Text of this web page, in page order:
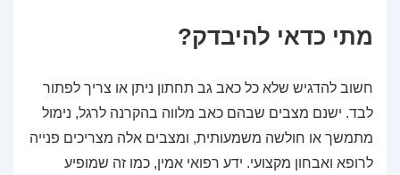
מתי כדאי להיבדק?
חשוב להדגיש שלא כל כאב גב תחתון ניתן או צריך לפתור
לבד. ישנם מצבים שבהם כאב מלווה בהקרנה לרגל, נימול
מתמשך או חולשה משמעותית, ומצבים אלה מצריכים פנייה
לרופא ואבחון מקצועי. ידע רפואי אמין, כמו זה שמופיע